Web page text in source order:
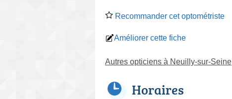
Recommander cet optométriste
Améliorer cette fiche
Autres opticiens à Neuilly-sur-Seine
Horaires